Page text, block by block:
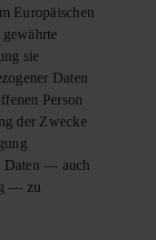
Europäischen
sie
Daten
Person
der Zwecke
Daten — auch
— zu